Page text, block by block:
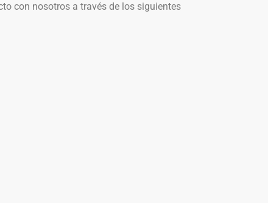
con nosotros a través de los siguientes